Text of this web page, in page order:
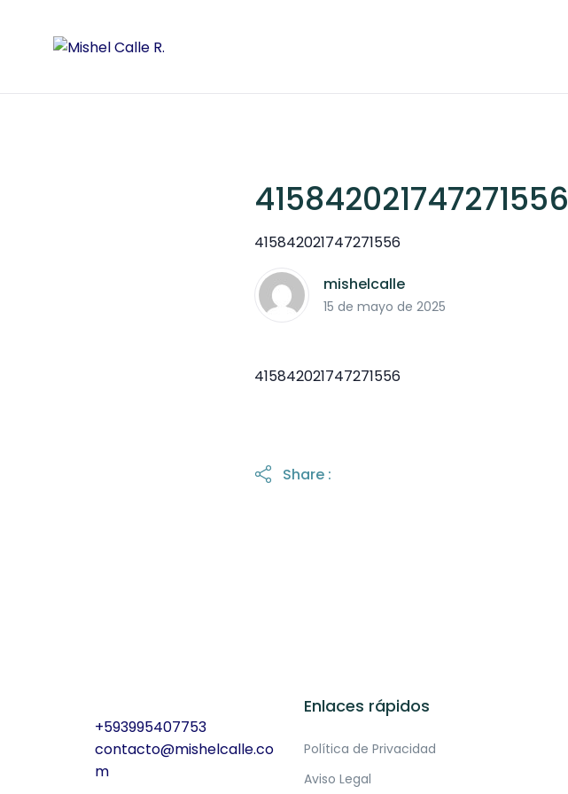
415842021747271556
415842021747271556
mishelcalle
15 de mayo de 2025
415842021747271556
Share :
+593995407753
contacto@mishelcalle.co
m
Enlaces rápidos
Política de Privacidad
Aviso Legal